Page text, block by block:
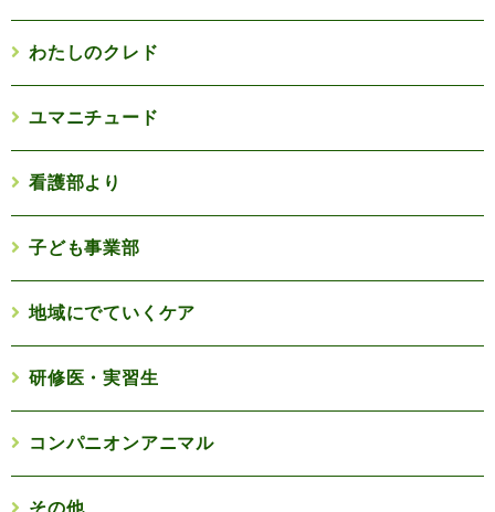
わたしのクレド
ユマニチュード
看護部より
子ども事業部
地域にでていくケア
研修医・実習生
コンパニオンアニマル